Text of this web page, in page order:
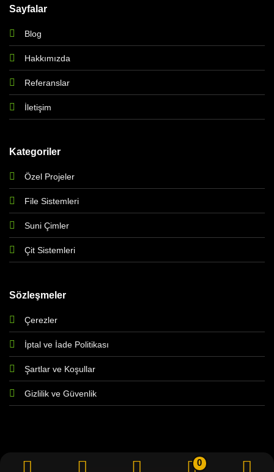
Sayfalar
Blog
Hakkımızda
Referanslar
İletişim
Kategoriler
Özel Projeler
File Sistemleri
Suni Çimler
Çit Sistemleri
Sözleşmeler
Çerezler
İptal ve İade Politikası
Şartlar ve Koşullar
Gizlilik ve Güvenlik
0